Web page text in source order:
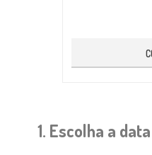
1. Escolha a